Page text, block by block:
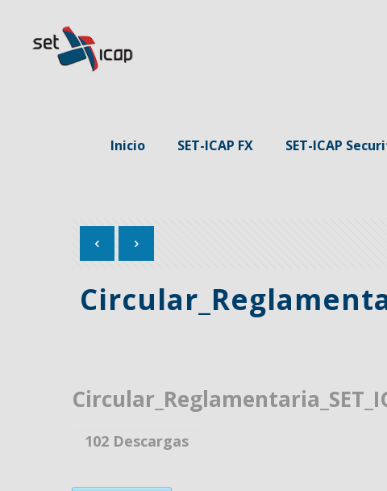
Inicio SET-ICAP FX SET-ICAP
102Descargas